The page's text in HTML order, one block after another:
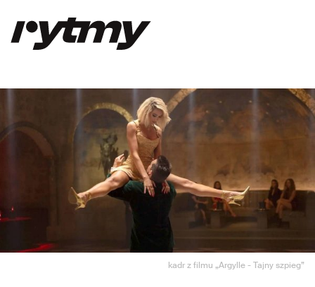
kadr z filmu „Argylle - Tajny szpieg”